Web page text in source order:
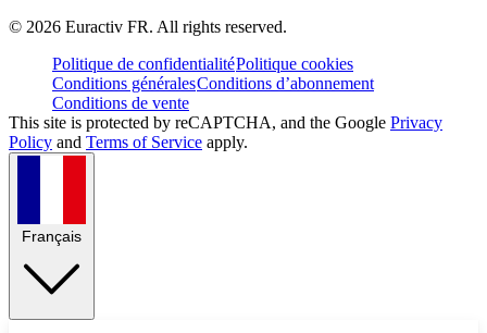
© 2026 Euractiv FR. All rights reserved.
Politique de confidentialitéPolitique cookies
Conditions généralesConditions d’abonnement
Conditions de vente
This site is protected by reCAPTCHA, and the Google Privacy
Policy and Terms of Service apply.
Français